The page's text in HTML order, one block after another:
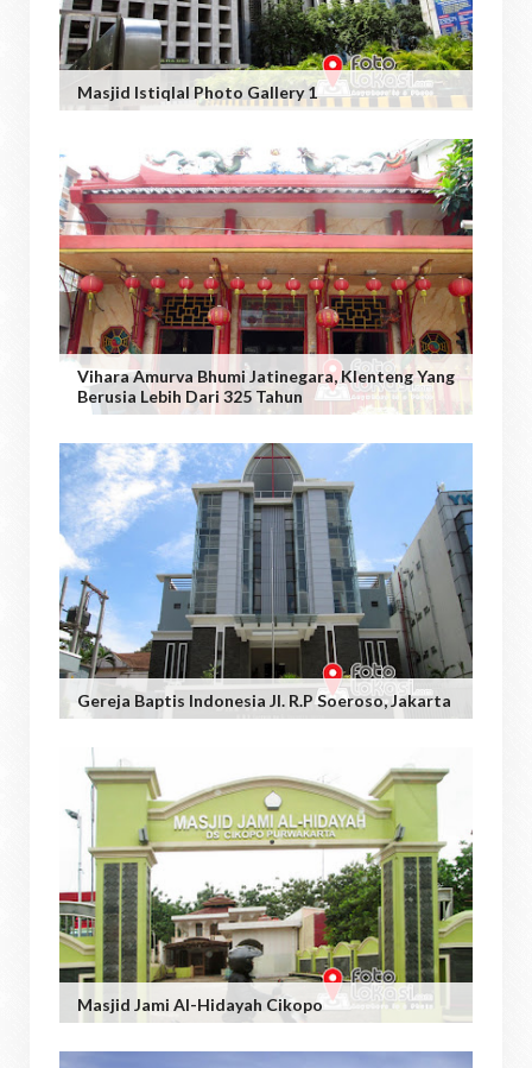
Masjid Istiqlal Photo Gallery 1
Vihara Amurva Bhumi Jatinegara, Klenteng Yang
Berusia Lebih Dari 325 Tahun
Gereja Baptis Indonesia Jl. R.P Soeroso, Jakarta
Masjid Jami Al-Hidayah Cikopo